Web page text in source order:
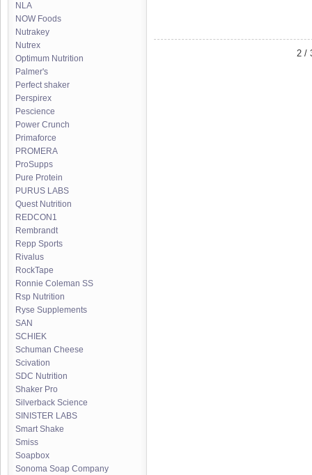
NLA
NOW Foods
Nutrakey
Nutrex
Optimum Nutrition
Palmer's
Perfect shaker
Perspirex
Pescience
Power Crunch
Primaforce
PROMERA
ProSupps
Pure Protein
PURUS LABS
Quest Nutrition
REDCON1
Rembrandt
Repp Sports
Rivalus
RockTape
Ronnie Coleman SS
Rsp Nutrition
Ryse Supplements
SAN
SCHIEK
Schuman Cheese
Scivation
SDC Nutrition
Shaker Pro
Silverback Science
SINISTER LABS
Smart Shake
Smiss
Soapbox
Sonoma Soap Company
2 /